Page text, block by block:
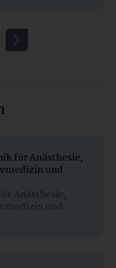
für Anästhesie,
und
Anästhesie,
und